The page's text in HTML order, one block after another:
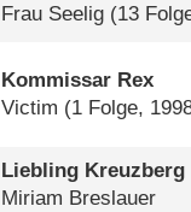
Frau Seelig (13
Kommissar Rex
Victim (1 Folge,
Liebling Kreuzberg
Miriam Breslauer